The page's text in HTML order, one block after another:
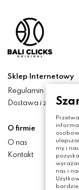
Sklep Internetowy
Regulamin
Dostawa i zwroty
O firmie
O nas
Kontakt
my i
nas i